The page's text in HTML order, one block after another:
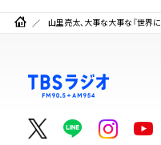
山里亮太、大事な大事な『世界